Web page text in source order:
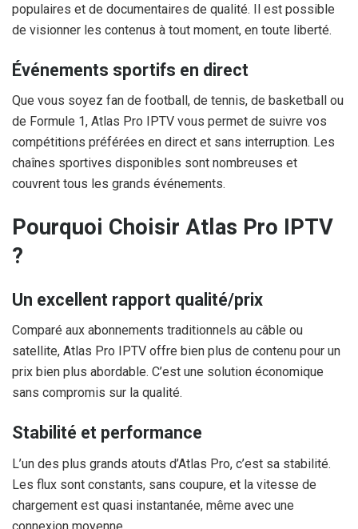
populaires et de documentaires de qualité. Il est possible
de visionner les contenus à tout moment, en toute liberté.
Événements sportifs en direct
Que vous soyez fan de football, de tennis, de basketball ou
de Formule 1, Atlas Pro IPTV vous permet de suivre vos
compétitions préférées en direct et sans interruption. Les
chaînes sportives disponibles sont nombreuses et
couvrent tous les grands événements.
Pourquoi Choisir Atlas Pro IPTV
?
Un excellent rapport qualité/prix
Comparé aux abonnements traditionnels au câble ou
satellite, Atlas Pro IPTV offre bien plus de contenu pour un
prix bien plus abordable. C’est une solution économique
sans compromis sur la qualité.
Stabilité et performance
L’un des plus grands atouts d’Atlas Pro, c’est sa stabilité.
Les flux sont constants, sans coupure, et la vitesse de
chargement est quasi instantanée, même avec une